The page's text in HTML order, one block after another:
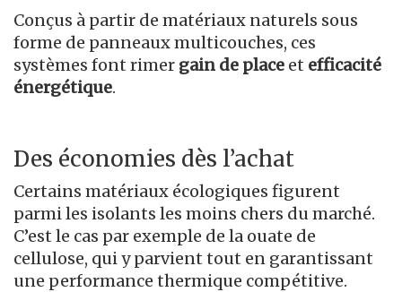
Conçus à partir de matériaux naturels sous
forme de panneaux multicouches, ces
systèmes font rimer gain de place et efficacité
énergétique.
Des économies dès l’achat
Certains matériaux écologiques figurent
parmi les isolants les moins chers du marché.
C’est le cas par exemple de la ouate de
cellulose, qui y parvient tout en garantissant
une performance thermique compétitive.